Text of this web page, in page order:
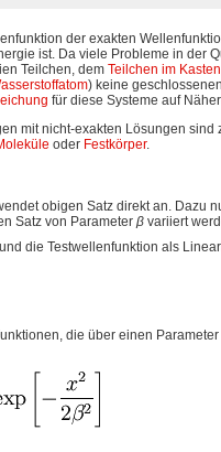
der exakten
ist. Da viele Probleme in der
Teilchen, dem Teilchen im Kasten
) keine
für diese Systeme auf
mit nicht-exakten Lösungen sind
oder Festkörper.
obigen Satz direkt an. Dazu
Satz von Parameter β variiert
die Testwellenfunktion als
die über einen